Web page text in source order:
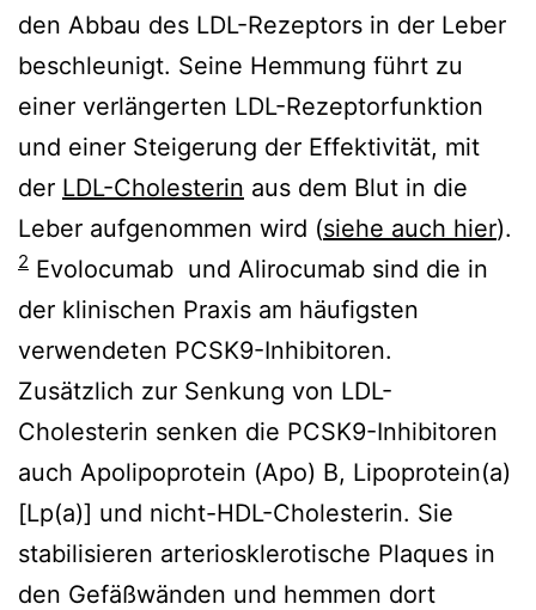
den Abbau des LDL-Rezeptors in der Leber
beschleunigt. Seine Hemmung führt zu
einer verlängerten LDL-Rezeptorfunktion
und einer Steigerung der Effektivität, mit
der LDL-Cholesterin aus dem Blut in die
Leber aufgenommen wird (siehe auch hier).
2 Evolocumab und Alirocumab sind die in
der klinischen Praxis am häufigsten
verwendeten PCSK9-Inhibitoren.
Zusätzlich zur Senkung von LDL-
Cholesterin senken die PCSK9-Inhibitoren
auch Apolipoprotein (Apo) B, Lipoprotein(a)
[Lp(a)] und nicht-HDL-Cholesterin. Sie
stabilisieren arteriosklerotische Plaques in
den Gefäßwänden und hemmen dort